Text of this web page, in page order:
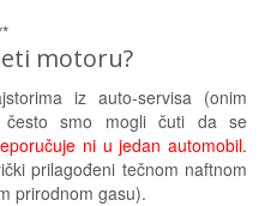
motoru?
iz auto-servisa (onim
često smo mogli čuti da se
ni u jedan automobil.
prilagođeni tečnom naftnom
prirodnom gasu).